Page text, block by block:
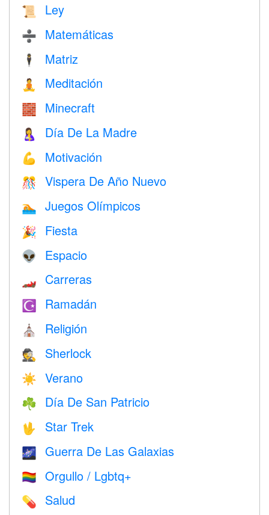
📜 Ley
➗ Matemáticas
🕴️ Matriz
🧘 Meditación
🧱 Minecraft
🤱 Día De La Madre
💪 Motivación
🎊 Vispera De Año Nuevo
🏊 Juegos Olímpicos
🎉 Fiesta
👽 Espacio
🏎 Carreras
☪️ Ramadán
⛪️ Religión
🕵️ Sherlock
☀️ Verano
☘️ Día De San Patricio
🖖 Star Trek
🌌 Guerra De Las Galaxias
🏳️‍🌈 Orgullo / Lgbtq+
💊 Salud